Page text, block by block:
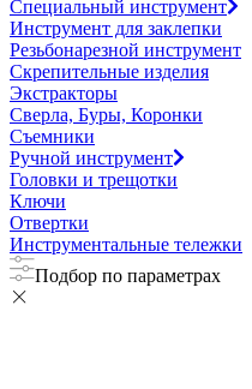
Специальный инструмент
Инструмент для заклепки
Резьбонарезной инструмент
Скрепительные изделия
Экстракторы
Сверла, Буры, Коронки
Съемники
Ручной инструмент
Головки и трещотки
Ключи
Отвертки
Инструментальные тележки
Подбор по параметрах